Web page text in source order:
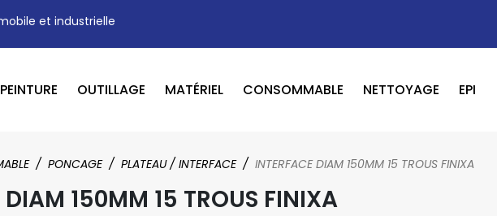
et industrielle
PEINTURE OUTILLAGE MATÉRIEL CONSOMMABLE NETTOYAGE EPI
PONCAGE PLATEAU / INTERFACE INTERFACE DIAM 150MM 15 TROUS FINIXA
DIAM 150MM 15 TROUS FINIXA